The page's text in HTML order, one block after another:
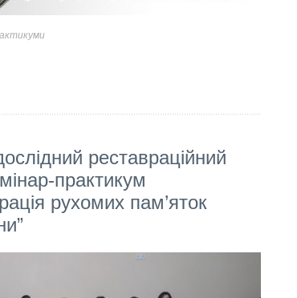
реставраційний
практикум
рухомих пам’яток